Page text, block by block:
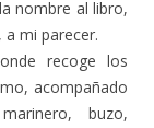
nombre al libro,
mi parecer.
recoge los
acompañado
buzo,